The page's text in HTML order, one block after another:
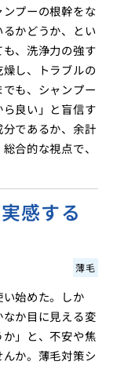
プーの根幹をな
かどうか、とい
、洗浄力の強す
し、トラブルの
も、シャンプー
良い」と盲信す
であるか、余計
合的な視点で、
感する
薄毛
始めた。しか
か目に見える変
」と、不安や焦
か。薄毛対策シ